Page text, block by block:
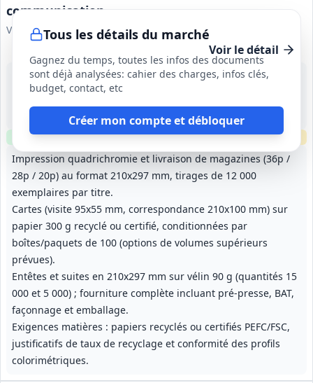
Tous les détails du marché
Gagnez du temps, toutes les infos des documents
sont déjà analysées: cahier des charges, infos clés,
budget, contact, etc
Créer mon compte et débloquer
communication
Ville de Vélizy-Villacoublay
Voir le détail
Impression quadrichromie et livraison de magazines (36p /
28p / 20p) au format 210x297 mm, tirages de 12 000
exemplaires par titre.
Cartes (visite 95x55 mm, correspondance 210x100 mm) sur
papier 300 g recyclé ou certifié, conditionnées par
boîtes/paquets de 100 (options de volumes supérieurs
prévues).
Entêtes et suites en 210x297 mm sur vélin 90 g (quantités 15
000 et 5 000) ; fourniture complète incluant pré‑presse, BAT,
façonnage et emballage.
Exigences matières : papiers recyclés ou certifiés PEFC/FSC,
justificatifs de taux de recyclage et conformité des profils
colorimétriques.
9 sept. 2026
Vélizy-Villacoublay (78)
Clause environnementale Clause sociale Échantillonsrequis